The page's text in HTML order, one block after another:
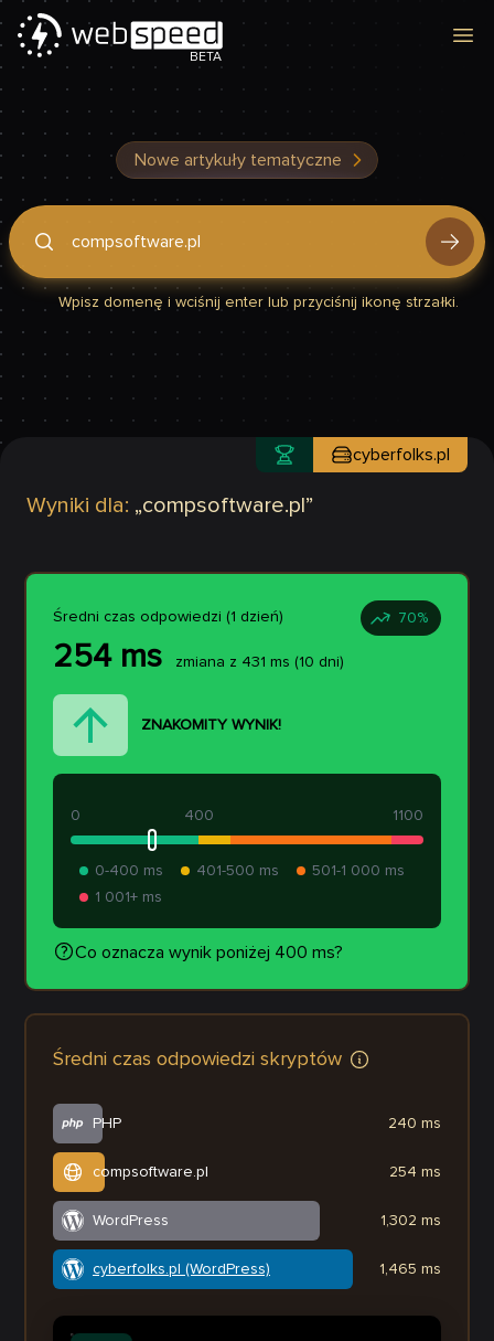
BETA
Nowe artykuły tematyczne
Podaj domenę, by sprawdzić, czy Twoja strona jest szybka
Wpisz domenę i wciśnij enter lub przyciśnij ikonę strzałki.
Wyniki dla: „compsoftware.pl ”
cyberfolks.pl
Średni czas odpowiedzi (1 dzień) 70%
254ms zmiana z 431 ms (10 dni)
ZNAKOMITY WYNIK!
400
0 1100
0-400 ms 401-500 ms
501-1 000 ms
1 001+ ms
Co oznacza wynik poniżej 400 ms?
Średni czas odpowiedzi skryptów
PHP
compsoftware.pl
WordPress
cyberfolks.pl (WordPress)
240 ms
254 ms
1,302 ms
1,465 ms